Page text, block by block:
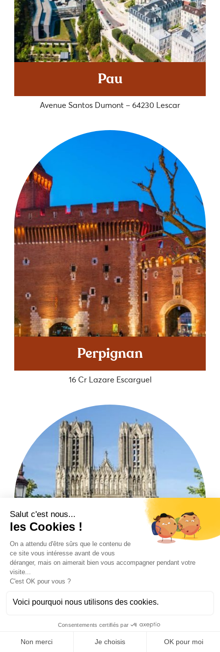
Pau
Avenue Santos Dumont – 64230 Lescar
Perpignan
16 Cr Lazare Escarguel
Reims
OUVERTES